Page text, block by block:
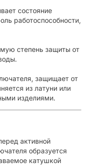
состояние
работоспособности,
степень защиты от
защищает от
из латуни или
изделиями.
активной
образуется
катушкой